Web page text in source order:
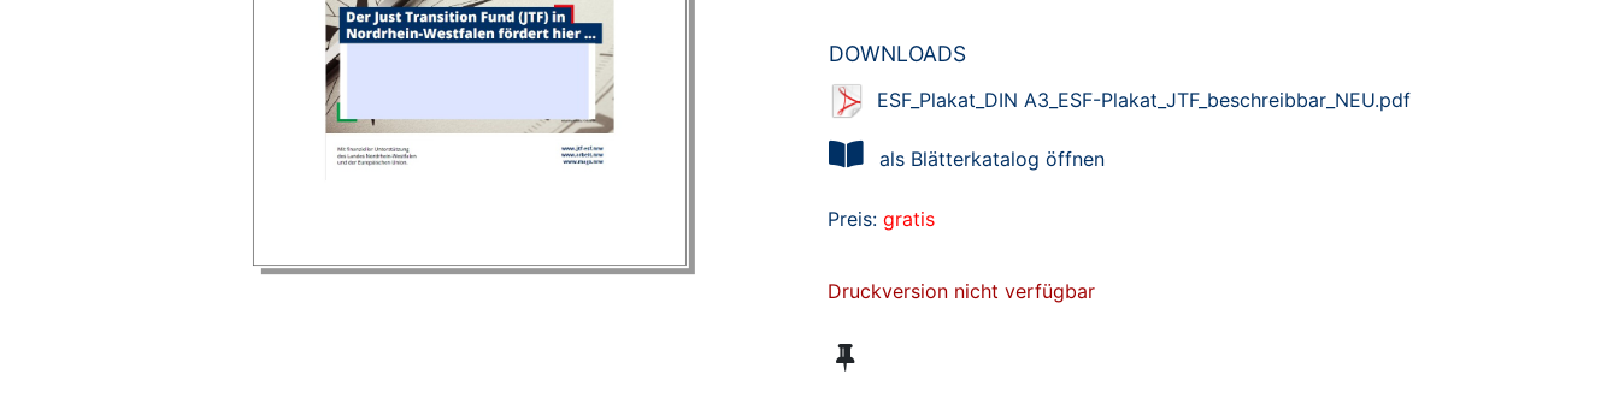
DOWNLOADS
ESF_Plakat_DIN A3_ESF-Plakat_JTF_beschreibbar_NEU.pdf
als Blätterkatalog öffnen
Preis: gratis
Druckversion nicht verfügbar